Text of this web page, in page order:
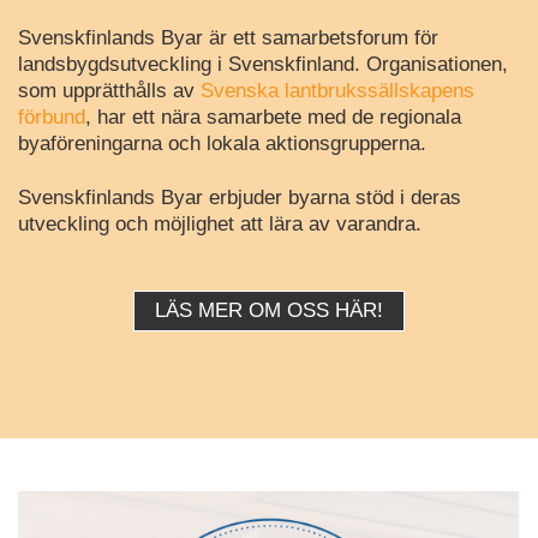
Svenskfinlands Byar är ett samarbetsforum för
landsbygdsutveckling i Svenskfinland. Organisationen,
som upprätthålls av Svenska lantbrukssällskapens
förbund, har ett nära samarbete med de regionala
byaföreningarna och lokala aktionsgrupperna.
Svenskfinlands Byar erbjuder byarna stöd i deras
utveckling och möjlighet att lära av varandra.
LÄS MER OM OSS HÄR!